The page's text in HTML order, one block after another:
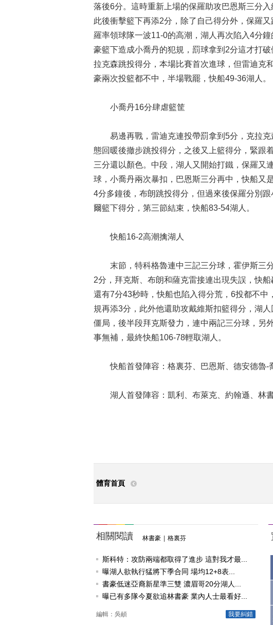
落後6分。這時重新上場的保羅助攻巴恩斯三分
此後衝擊籃下再添2分，除了自己得分外，保羅
羅率領球隊一波11-0的高潮，湖人再次陷入4分
豪籃下造成小喬丹的犯規，罰球拿到2分這才打
拉克森跳投得分，本場比賽首次進球，但雷迪克
豪兩次投籃都不中，半場戰罷，快船49-36湖人。
小喬丹16分肆虐籃筐
易邊再戰，雷迪克連投帶罰拿到5分，克拉克
態回暖後撤步跳投得分，之後又上籃得分，緊跟
三分還以顏色。中段，湖人又開始打鐵，保羅又
球，小喬丹兩次暴扣，巴恩斯三分再中，快船又
4分多鐘後，布朗跳投得分，但過來後保羅分別
爾籃下得分，第三節結束，快船83-54湖人。
快船16-2高潮擒湖人
末節，特科格魯連中三記三分球，霍伊斯三分
2分，拜克斯、布朗和薩克雷接連出現失誤，快
還有7分43秒時，快船也陷入得分荒，6投都不
規再添3分，此外他還助攻戴維斯扣籃得分，湖
僵局，後半段拜克斯發力，連中兩記三分球，另
事無補，最終快船106-78輕取湖人。
快船首發陣容：格裏芬、巴恩斯、德安德魯-
湖人首發陣容：凱利、布萊克、約翰遜、林
體育首頁
相關閱讀 林書豪 格裏芬
斯科特：攻防兩端都取得了進步 這對我才最...
曝湖人欲執行猛將下季合同 場均12+8表...
書豪低迷亞裔新星準三雙 濃眉哥20分湖人...
曝已有多隊今夏欲追林書豪 業內人士最看好...
我要糾錯
編輯：吳頔